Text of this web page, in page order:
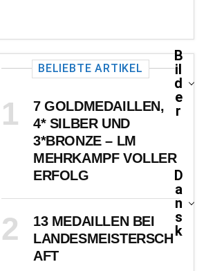
B
il
d
e
r
D
a
n
s
k
BELIEBTE ARTIKEL
7 GOLDMEDAILLEN,
4* SILBER UND
3*BRONZE – LM
MEHRKAMPF VOLLER
ERFOLG
13 MEDAILLEN BEI
LANDESMEISTERSCH
AFT